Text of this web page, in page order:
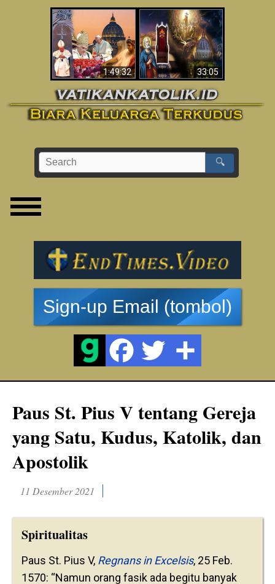
1:49:32
Wahyu di Vatikan
Sekarang
33:05
Apakah Alkitab
Memprediksikan 70
Tahun Tanpa
Seorang Paus?
🔍
Sign-up Email (tombol)
Paus St. Pius V tentang Gereja
yang Satu, Kudus, Katolik, dan
Apostolik
11 Desember 2021
Spiritualitas
Paus St. Pius V, Regnans in Excelsis, 25 Feb.
1570: “Namun orang fasik ada begitu banyak